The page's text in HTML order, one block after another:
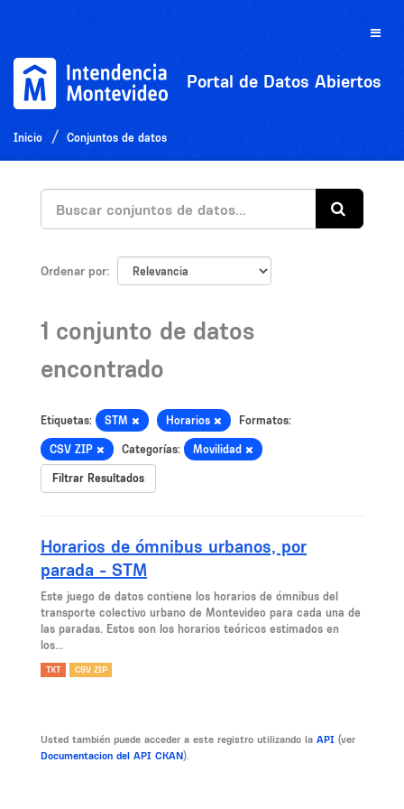
Toggle
Portal de Datos Abiertos
Inicio Conjuntos de datos
Ordenar por
1 conjunto de datos
encontrado
Etiquetas: STM Horarios Formatos:
CSV ZIP Categorías: Movilidad
Filtrar Resultados
Horarios de ómnibus urbanos, por
parada - STM
Este juego de datos contiene los horarios de ómnibus del
transporte colectivo urbano de Montevideo para cada una de
las paradas. Estos son los horarios teóricos estimados en
los...
TXT CSV ZIP
Usted también puede acceder a este registro utilizando la API (ver
Documentacion del API CKAN).